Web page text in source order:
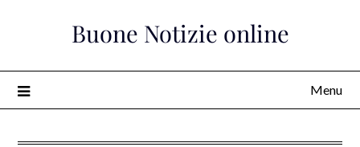
Buone Notizie online
Menu